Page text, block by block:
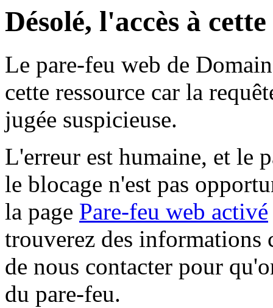
Désolé, l'accès à
Le pare-feu web de
cette ressource car la
jugée suspicieuse.
L'erreur est humaine, et le
le blocage n'est pas
la page Pare-feu web activé
trouverez des informations
de nous contacter pour
du pare-feu.